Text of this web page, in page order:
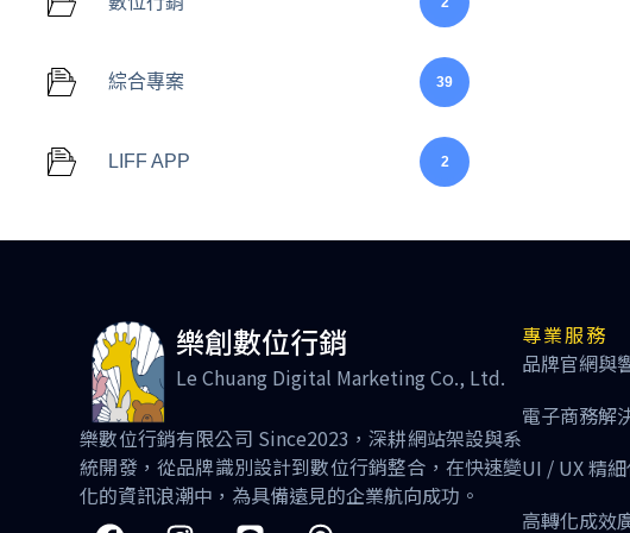
綜合專案 39
LIFF APP 2
樂創數位行銷
Le Chuang Digital Marketing Co., Ltd.
樂數位行銷有限公司 Since2023，深耕網站架設與系
統開發，從品牌識別設計到數位行銷整合，在快速變
化的資訊浪潮中，為具備遠見的企業航向成功。
專業服務
品牌官網與
電子商務解
UI / UX 精
高轉化成效